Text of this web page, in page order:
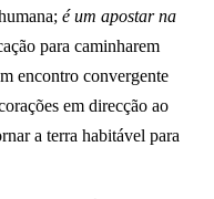
é um apostar na
para caminharem
encontro convergente
em direcção ao
a terra habitável para